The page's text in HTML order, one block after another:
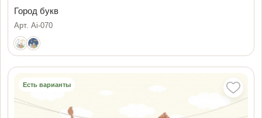
Город букв
Арт. Ai-070
Есть варианты